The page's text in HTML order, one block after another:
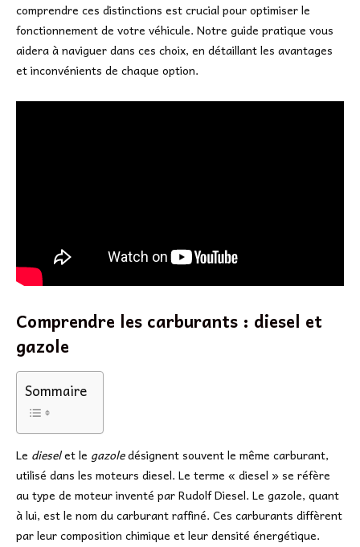
comprendre ces distinctions est crucial pour optimiser le
fonctionnement de votre véhicule. Notre guide pratique vous
aidera à naviguer dans ces choix, en détaillant les avantages
et inconvénients de chaque option.
Comprendre les carburants : diesel et
gazole
Sommaire
Le dieselet le gazoledésignent souvent le même carburant,
utilisé dans les moteurs diesel. Le terme « diesel » se réfère
au type de moteur inventé par Rudolf Diesel. Le gazole, quant
à lui, est le nom du carburant raffiné. Ces carburants diffèrent
par leur composition chimique et leur densité énergétique.